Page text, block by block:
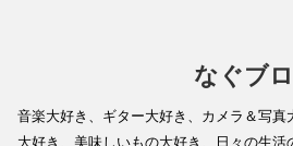
なぐブロ
音楽大好き、ギター大好き、カメラ＆写真
大好き、美味しいもの大好き、日々の生